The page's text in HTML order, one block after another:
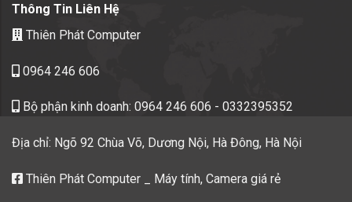
Thông Tin Liên Hệ
Thiên Phát Computer
0964 246 606
Bộ phận kinh doanh: 0964 246 606 - 0332395352
Địa chỉ: Ngõ 92 Chùa Võ, Dương Nội, Hà Đông, Hà Nội
Thiên Phát Computer _ Máy tính, Camera giá rẻ